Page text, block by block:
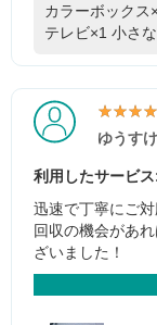
カラーボックス
テレビ×1 小さ
ゆうすけ
利用したサービ
迅速で丁寧にご
回収の機会があ
ざいました！